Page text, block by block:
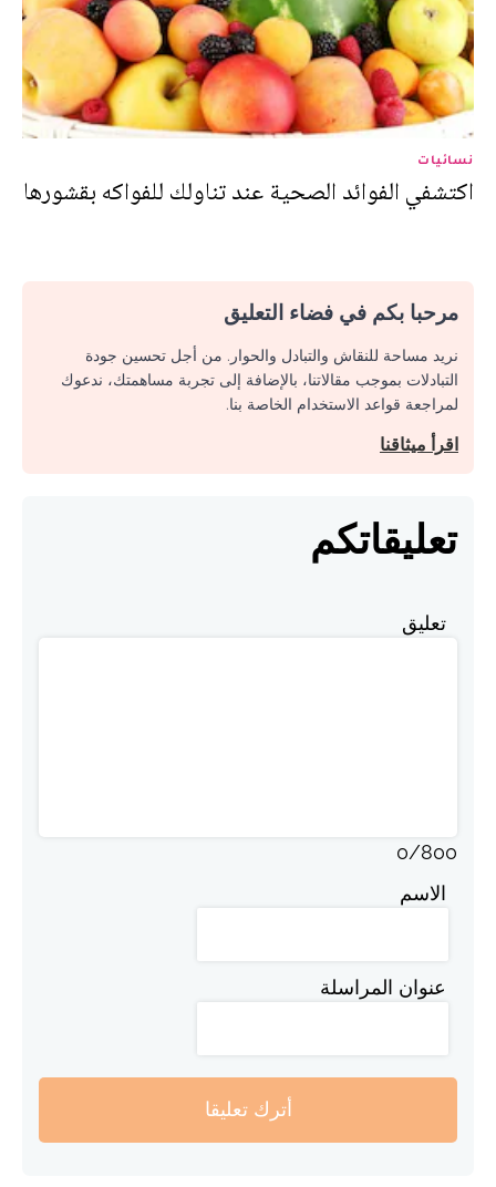
نسائيات
اكتشفي الفوائد الصحية عند تناولك للفواكه بقشورها
مرحبا بكم في فضاء التعليق
نريد مساحة للنقاش والتبادل والحوار. من أجل تحسين جودة
التبادلات بموجب مقالاتنا، بالإضافة إلى تجربة مساهمتك، ندعوك
لمراجعة قواعد الاستخدام الخاصة بنا.
اقرأ ميثاقنا
تعليقاتكم
تعليق
0/800
الاسم
عنوان المراسلة
أترك تعليقا